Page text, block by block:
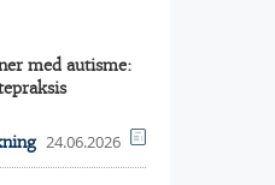
med autisme:
24.06.2026